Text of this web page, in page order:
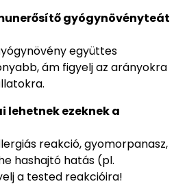
gyógynövényteát
együttes
ám figyelj az arányokra
lehetnek ezeknek a
reakció, gyomorpanasz,
hashajtó hatás (pl.
a tested reakcióira!